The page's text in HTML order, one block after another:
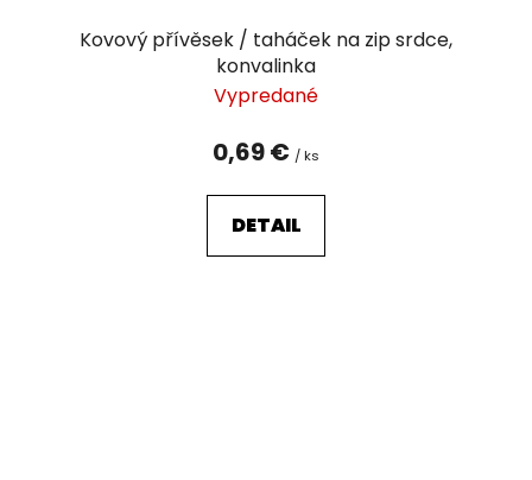
Kovový přívěsek / taháček na zip srdce,
konvalinka
Vypredané
0,69 € / ks
DETAIL